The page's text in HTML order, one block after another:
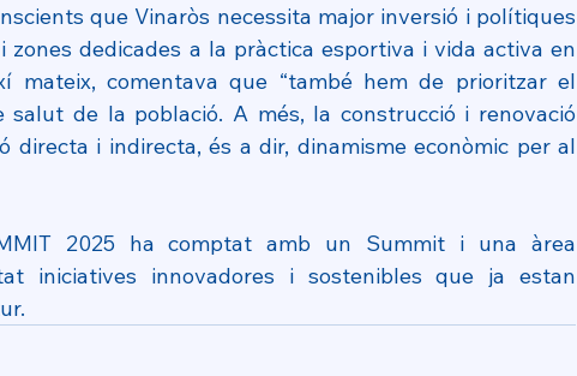
que Vinaròs necessita major inversió i polítiques
dedicades a la pràctica esportiva i vida activa en
mateix, comentava que “també hem de prioritzar el
salut de la població. A més, la construcció i renovació
directa i indirecta, és a dir, dinamisme econòmic per al
2025 ha comptat amb un Summit i una àrea
iniciatives innovadores i sostenibles que ja estan